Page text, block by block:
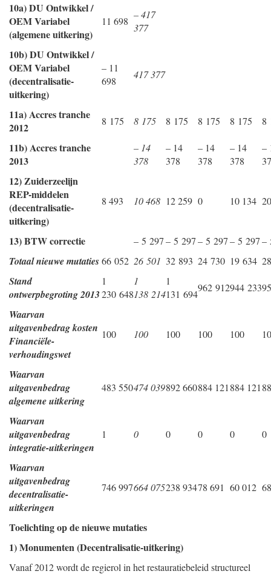
10a) DU Ontwikkel /
OEM Variabel
(algemene uitkering)
11 698
– 417
377
10b) DU Ontwikkel /
OEM Variabel
(decentralisatie-
uitkering)
– 11
698
417 377
11a) Accres tranche
2012
8 175 8 175 8 175 8 175 8 175 8
11b) Accres tranche
2013
– 14
378
– 14
378
– 14
378
– 14
378
–
12) Zuiderzeelijn
REP-middelen
(decentralisatie-
uitkering)
8 493 10 468 12 259 0 10 134
13) BTW correctie – 5 297– 5 297– 5 297– 5 297–
Totaal nieuwe mutaties66 052 26 501 32 893 24 730 19 634
Stand
ontwerpbegroting 2013
1
230 648
1
138 214
1
131 694
962 912944 233
Waarvan
uitgavenbedrag kosten
Financiële-
verhoudingswet
100 100 100 100 100
Waarvan
uitgavenbedrag
algemene uitkering
483 550474 039892 660884 121884 121
Waarvan
uitgavenbedrag
integratie-uitkeringen
1 0 0 0 0 0
Waarvan
uitgavenbedrag
decentralisatie-
uitkeringen
746 997664 075238 93478 691 60 012
Toelichting op de nieuwe mutaties
1) Monumenten (Decentralisatie-uitkering)
Vanaf 2012 wordt de regierol in het restauratiebeleid structureel